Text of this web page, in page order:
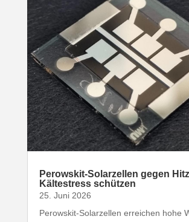
Perowskit-​Solarzellen gegen
Kälte­stress schützen
25. Juni 2026
Perowskit-​Solarzellen erreichen hohe